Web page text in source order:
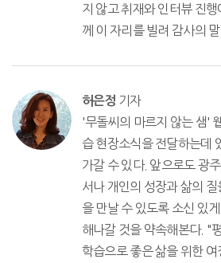
지 않고 취재와 인터뷰 진
께 이 자리를 빌려 감사의
허은정 기자
'무돌씨의 마르지 않는 샘'
습 현장소식을 전달하는데
가갈 수 있다. 앞으로도 광
서나 개인의 성장과 삶의
을 만날 수 있도록 소신 있
해나갈 것을 약속해본다. "
학습으로 좋은 삶을 위한